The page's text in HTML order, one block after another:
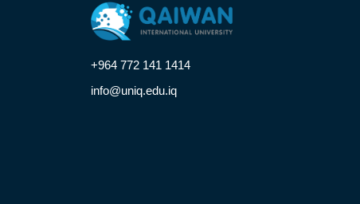
+964 772 141 1414
info@uniq.edu.iq